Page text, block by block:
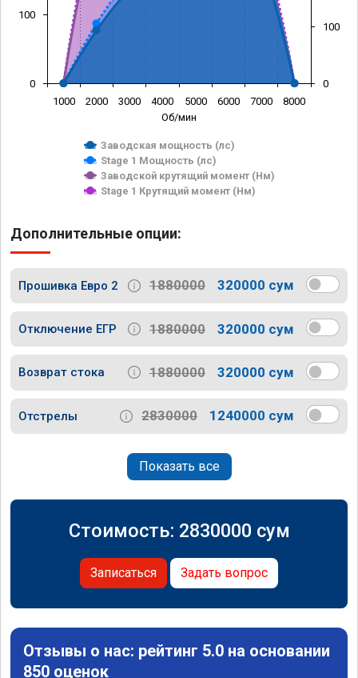
Об/мин
Заводская мощность (лс)
Stage 1 Мощность (лс)
Заводской крутящий момент (Нм)
Stage 1 Крутящий момент (Нм)
1000 2000 3000 4000 5000 6000 7000 8000
0
100
0
100
Дополнительные опции:
Прошивка Евро 2 1880000 320000 сум
Отключение ЕГР 1880000 320000 сум
Возврат стока 1880000 320000 сум
Отстрелы 2830000 1240000 сум
Показать все
Стоимость: 2830000 сум
Записаться Задать вопрос
Отзывы о нас: рейтинг 5.0 на основании
850 оценок